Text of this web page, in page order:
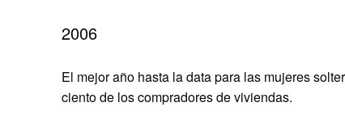
2006
El mejor año hasta la data para las mujeres
ciento de los compradores de viviendas.